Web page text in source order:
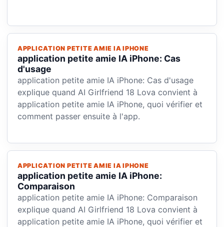
APPLICATION PETITE AMIE IA IPHONE
application petite amie IA iPhone: Cas
d'usage
application petite amie IA iPhone: Cas d'usage
explique quand AI Girlfriend 18 Lova convient à
application petite amie IA iPhone, quoi vérifier et
comment passer ensuite à l'app.
APPLICATION PETITE AMIE IA IPHONE
application petite amie IA iPhone:
Comparaison
application petite amie IA iPhone: Comparaison
explique quand AI Girlfriend 18 Lova convient à
application petite amie IA iPhone, quoi vérifier et